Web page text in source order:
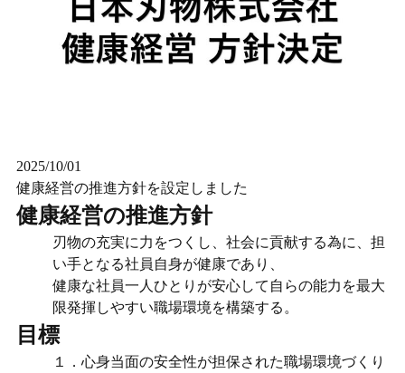
2025/10/01
健康経営の推進方針を設定しました
健康経営の推進方針
刃物の充実に力をつくし、社会に貢献する為に、担
い手となる社員自身が健康であり、
健康な社員一人ひとりが安心して自らの能力を最大
限発揮しやすい職場環境を構築する。
目標
１．心身当面の安全性が担保された職場環境づくり